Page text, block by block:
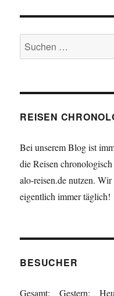
Suchen
nach:
REISEN
Bei unserem Blog ist
die Reisen
alo-reisen.de nutzen.
eigentlich immer täglich!
BESUCHER
Gesamt: Gestern: